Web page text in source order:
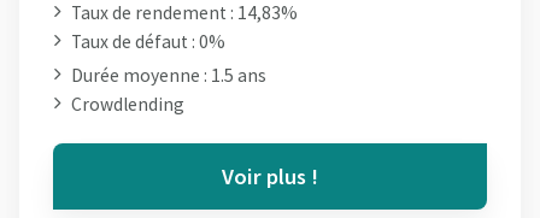
Taux de rendement : 14,83%
Taux de défaut : 0%
Durée moyenne : 1.5 ans
Crowdlending
Voir plus !